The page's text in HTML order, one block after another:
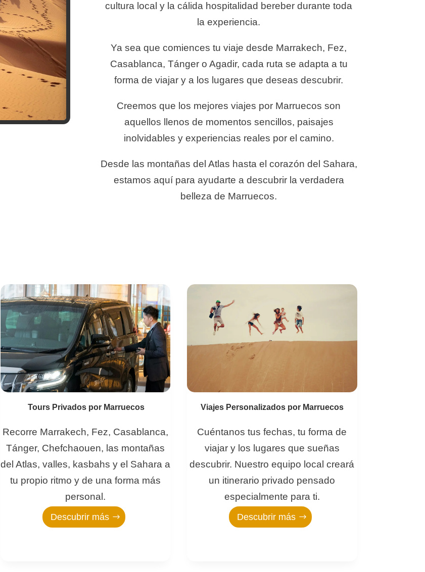
cultura local y la cálida hospitalidad bereber durante toda
la experiencia.
Ya sea que comiences tu viaje desde Marrakech, Fez,
Casablanca, Tánger o Agadir, cada ruta se adapta a tu
forma de viajar y a los lugares que deseas descubrir.
Creemos que los mejores viajes por Marruecos son
aquellos llenos de momentos sencillos, paisajes
inolvidables y experiencias reales por el camino.
Desde las montañas del Atlas hasta el corazón del Sahara,
estamos aquí para ayudarte a descubrir la verdadera
belleza de Marruecos.
Tours Privados por Marruecos
Recorre Marrakech, Fez, Casablanca,
Tánger, Chefchaouen, las montañas
del Atlas, valles, kasbahs y el Sahara a
tu propio ritmo y de una forma más
personal.
Descubrir más
Viajes Personalizados por Marruecos
Cuéntanos tus fechas, tu forma de
viajar y los lugares que sueñas
descubrir. Nuestro equipo local creará
un itinerario privado pensado
especialmente para ti.
Descubrir más